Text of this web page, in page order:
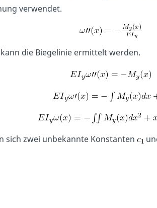
verwendet.
die Biegelinie ermittelt werden.
sich zwei unbekannte Konstanten